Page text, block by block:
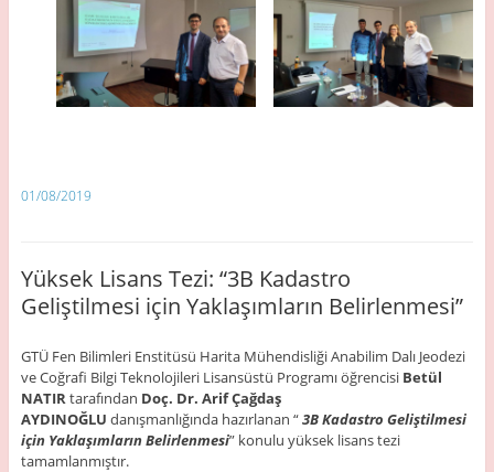
01/08/2019
Yüksek Lisans Tezi: “3B Kadastro
Geliştilmesi için Yaklaşımların Belirlenmesi”
GTÜ Fen Bilimleri Enstitüsü Harita Mühendisliği Anabilim Dalı Jeodezi
ve Coğrafi Bilgi Teknolojileri Lisansüstü Programı öğrencisi Betül
NATIR tarafından Doç. Dr. Arif Çağdaş
AYDINOĞLU danışmanlığında hazırlanan “3B Kadastro Geliştilmesi
için Yaklaşımların Belirlenmesi” konulu yüksek lisans tezi
tamamlanmıştır.